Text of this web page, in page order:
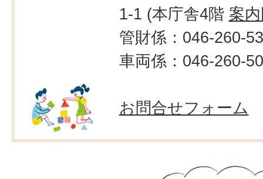
1-1 (本庁舎4階 案
管財係：046-260-
車両係：046-260-
お問合せフォーム